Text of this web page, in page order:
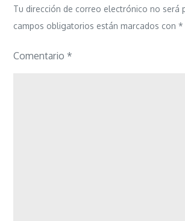
Tu dirección de correo electrónico no será
campos obligatorios están marcados con*
Comentario *